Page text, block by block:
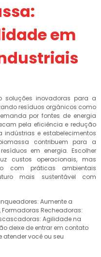
em
soluções inovadoras para a
resíduos orgânicos como
por fontes de energia
pela eficiência e redução
e estabelecimentos
contribuem para a
em energia. Escolher
custos operacionais, mas
com práticas ambientais
mais sustentável com
Aumente a
Recheadoras:
Agilidade na
deixe de entrar em contato
atender você ou seu